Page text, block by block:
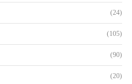
(24)
(105)
(90)
(20)